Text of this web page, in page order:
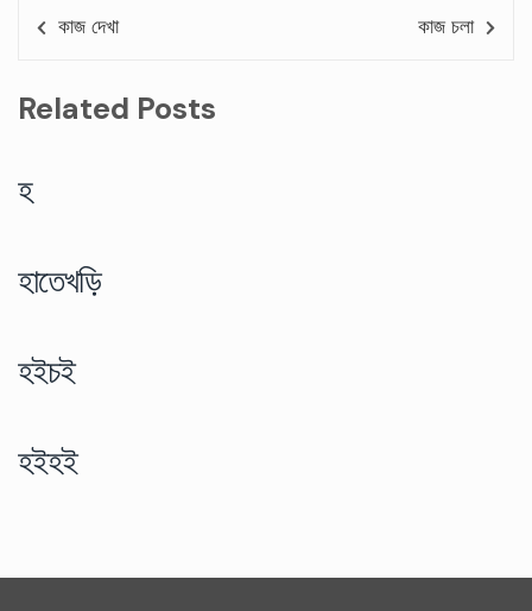
কাজ দেখা
কাজ চলা
Related Posts
হ
হাতেখড়ি
হইচই
হইহই